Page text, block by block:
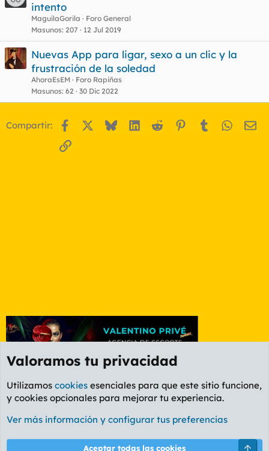
intento
MaguilaGorila
Foro General
Masunos 207 12 Jul 2019
Nuevas App para ligar, sexo a un clic y la
frustración de la soledad
AhoraEsEM
Foro Rapiñas
Masunos 62 30 Dic 2022
Compartir: Facebook BlueskyLinkedIn
Reddit Pinterest
Tumblr
Enlace
Foro General
Cookies
PL OLDSTYLE AMARILLO
Valoramos tu privacidad
Utilizamos cookies esenciales para que este sitio funcione,
y cookies opcionales para mejorar tu experiencia.
Ver más información y configurar tus preferencias
Aceptar todas las cookies